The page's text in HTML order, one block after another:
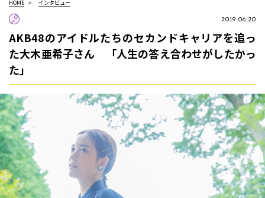
HOME インタビュー
2019.06.20
AKB48のアイドルたちのセカンドキャリアを追っ
た大木亜希子さん 「人生の答え合わせがしたかっ
た」